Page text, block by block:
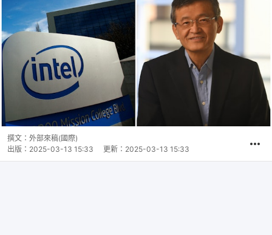
撰文： 外部來稿(國際)
出版： 2025-03-13 15:33 更新： 2025-03-13 15:33